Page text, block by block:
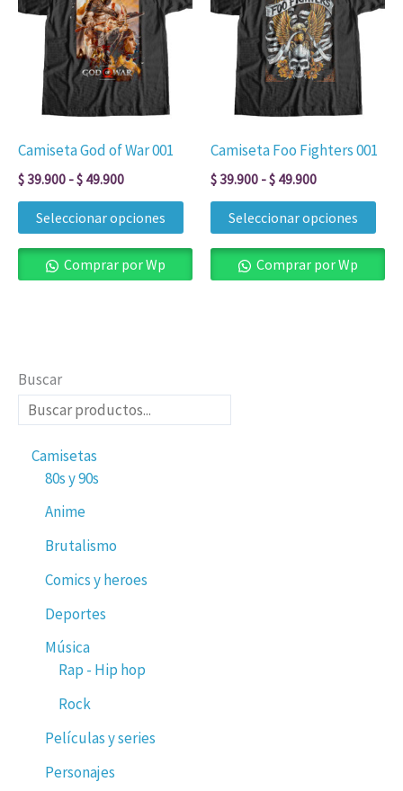
Buscar
Camisetas
80s y 90s
Anime
Brutalismo
Comics y heroes
Deportes
Música
Rap - Hip hop
Rock
Películas y series
Personajes
Camiseta God of War 001
$39.900 -$ 49.900
desde
$ 39.900
hasta
$ 49.900
Seleccionar opciones
tiene
múltiples
variantes.
opciones
elegir
la
Comprar por Wp
Camiseta Foo Fighters 001
$39.900 -$ 49.900
desde
$ 39.900
hasta
$ 49.900
Seleccionar opciones
la
Comprar por Wp